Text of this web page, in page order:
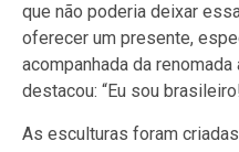
que não poderia deixar
oferecer um presente,
acompanhada da renomada
destacou: “Eu sou
As esculturas foram